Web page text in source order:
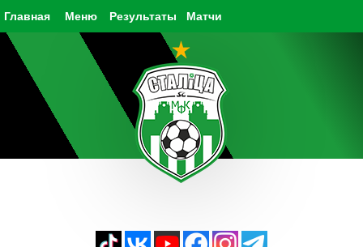
Главная Результаты Матчи
Меню